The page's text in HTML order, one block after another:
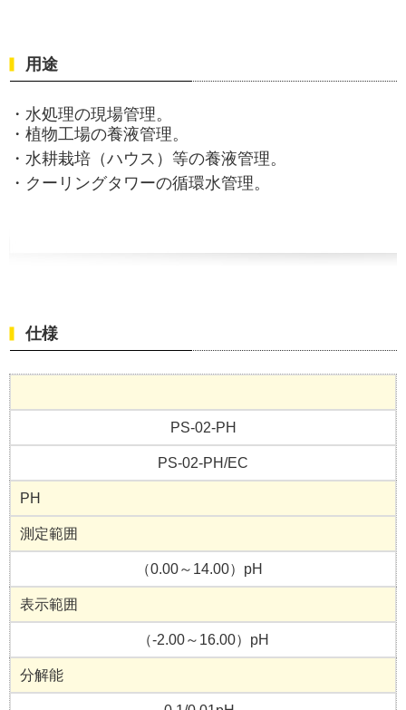
用途
・水処理の現場管理。
・植物工場の養液管理。
・水耕栽培（ハウス）等の養液管理。
・クーリングタワーの循環水管理。
仕様
PS-02-PH
PS-02-PH/EC
PH
測定範囲
（0.00～14.00）pH
表示範囲
（-2.00～16.00）pH
分解能